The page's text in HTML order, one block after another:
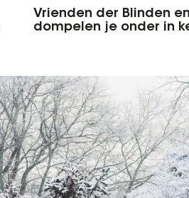
Vrienden der Blinden
dompelen je onder in